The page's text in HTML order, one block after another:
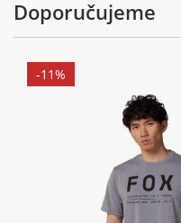
Doporučujeme
-11%